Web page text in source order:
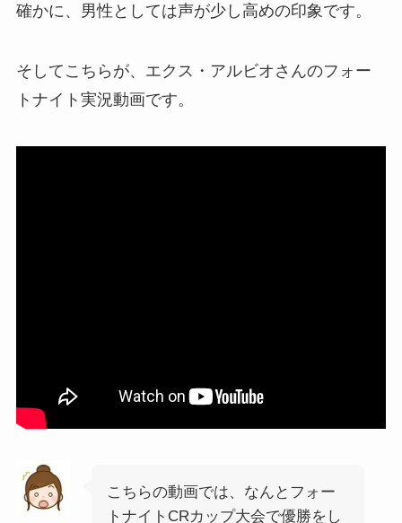
確かに、男性としては声が少し高めの印象です。
そしてこちらが、エクス・アルビオさんのフォー
トナイト実況動画です。
こちらの動画では、なんとフォー
トナイトCRカップ大会で優勝をし